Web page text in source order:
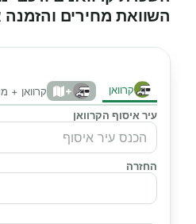
השוואת מחירים והזמנה
קרוואן + קרוואן +
עיר איסוף הקרוואן
החזרה